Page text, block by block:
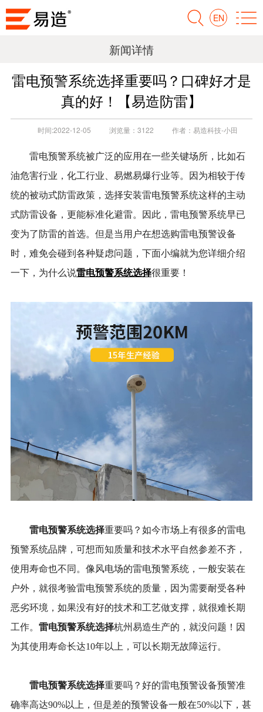
EN
新闻详情
雷电预警系统选择重要吗？口碑好才是
真的好！【易造防雷】
时间:2022-12-05 浏览量： 3122 作者： 易造科技-小田
雷电预警系统被广泛的应用在一些关键场所，比如石
油危害行业，化工行业、易燃易爆行业等。因为相较于传
统的被动式防雷政策，选择安装雷电预警系统这样的主动
式防雷设备，更能标准化避雷。因此，雷电预警系统早已
变为了防雷的首选。但是当用户在想选购雷电预警设备
时，难免会碰到各种疑虑问题，下面小编就为您详细介绍
一下，为什么说雷电预警系统选择很重要！
雷电预警系统选择重要吗？如今市场上有很多的雷电
预警系统品牌，可想而知质量和技术水平自然参差不齐，
使用寿命也不同。像风电场的雷电预警系统，一般安装在
户外，就很考验雷电预警系统的质量，因为需要耐受各种
恶劣环境，如果没有好的技术和工艺做支撑，就很难长期
工作。 雷电预警系统选择杭州易造生产的，就没问题！因
为其使用寿命长达10年以上，可以长期无故障运行。
雷电预警系统选择重要吗？好的雷电预警设备预警准
确率高达90%以上，但是差的预警设备一般在50%以下，甚